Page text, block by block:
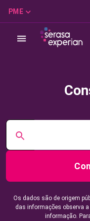
PME
Os dados são de origem
das informações observa
informação.